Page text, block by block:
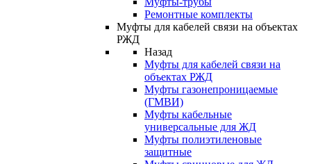
Ремонтные комплекты
Муфты для кабелей связи на объектах
РЖД
Назад
Муфты для кабелей связи на
объектах РЖД
Муфты газонепроницаемые
(ГМВИ)
Муфты кабельные
универсальные для ЖД
Муфты полиэтиленовые
защитные